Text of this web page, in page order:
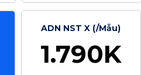
1.790K
ADN NST X (/Mẫu)